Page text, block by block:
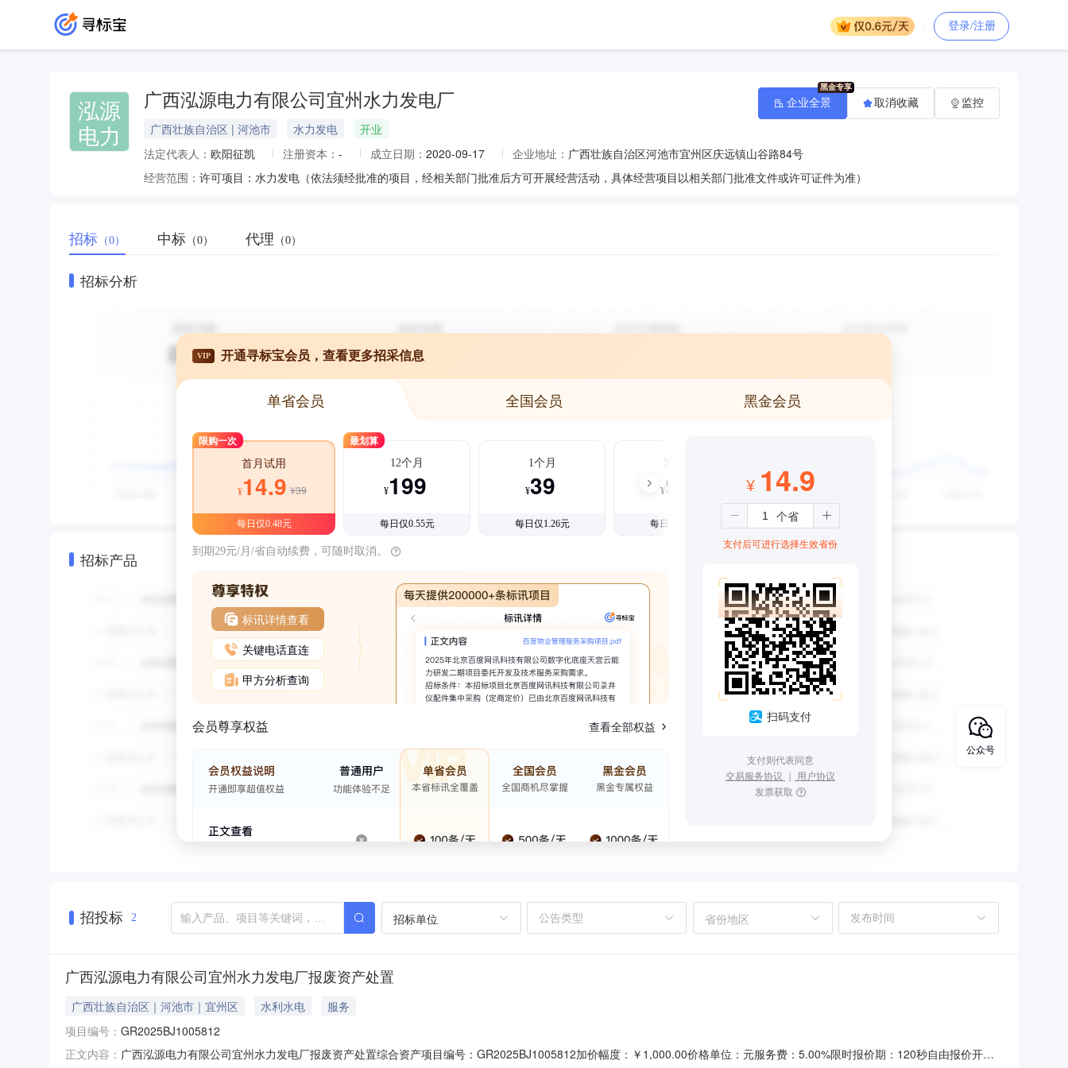
登录/注册
泓源
电力
广西泓源电力有限公司宜州水力发电厂
广西壮族自治区 | 河池市 水力发电
开业
法定代表人： 欧阳征凯 注册资本： - 成立日期： 2020-09-17 企业地址： 广西壮族自治区河池市宜州区庆远镇山谷路84号
经营范围： 许可项目：水力发电（依法须经批准的项目，经相关部门批准后方可开展经营活动，具体经营项目以相关部门批准文件或许可证件为准）
企业全景 取消收藏 监控
招标 （0） 中标 （0） 代理 （0）
招标分析
招标产品
VIP 开通寻标宝会员，查看更多招采信息
单省会员 全国会员 黑金会员
限购一次
首月试用
¥14.9 ¥39
每日仅0.48元
最划算
12个月
¥199
每日仅0.55元
1个月
¥39
每日仅1.26元
3个月
¥99
每日仅1.08元
到期29元/月/省自动续费，可随时取消。
标讯详情查看
关键电话直连
甲方分析查询
会员尊享权益 查看全部权益
¥ 14.9
支付后可进行选择生效省份
扫码支付
支付则代表同意
交易服务协议 ｜ 用户协议
发票获取
招投标 2 招标单位 省份地区
广西泓源电力有限公司宜州水力发电厂报废资产处置
广西壮族自治区｜河池市｜宜州区 水利水电
服务
项目编号： GR2025BJ1005812
正文内容： 广西泓源电力有限公司宜州水力发电厂报废资产处置综合资产项目编号：GR2025BJ1005812加价幅度：￥1,000.00价格单位：元服务费：5.00%限时报价期：120秒自由报价开始
公众号